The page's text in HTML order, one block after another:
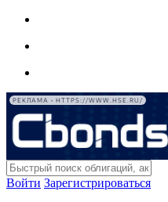
РЕКЛАМА • HTTPS://WWW.HSE.RU/
Войти Зарегистрироваться